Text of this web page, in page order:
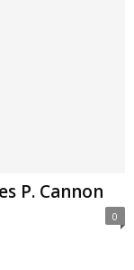
P. Cannon
0